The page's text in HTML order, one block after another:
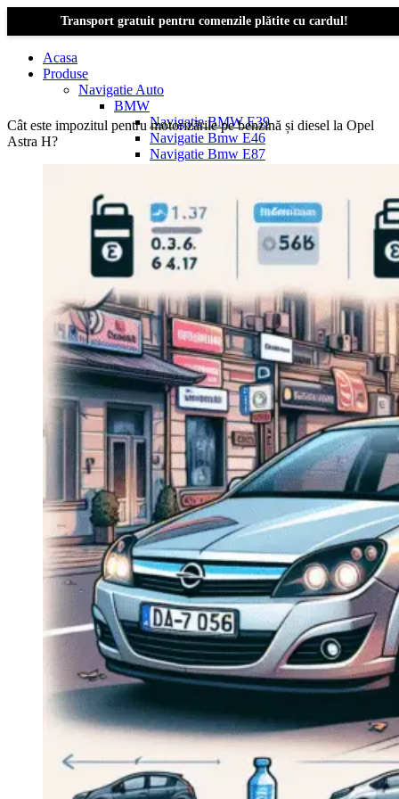
Transport gratuit pentru comenzile plătite cu cardul!
Acasa
Produse
Navigatie Auto
BMW
Navigație BMW E39
Navigatie Bmw E46
Navigatie Bmw E87
Navigatie Bmw F10
Navigatie Bmw F30
Navigatie Bmw Seria 1 E87
Navigatie Bmw X1
Navigatie Bmw X1 E84
Navigatie BMW X3
Navigatie BMW X3 E83
Navigatie BMW X3 f25
Dacia Logan
Navigație Dacia Logan 1 (2004–2012)
Navigație Dacia Logan 2 (2012–2020)
Navigație Dacia Logan 3 (2020–Prezent)
Dacia Duster
Navigatie Duster 2011
Navigatie Duster 2019
Audi
Navigatie Audi A3 8p
Navigatie Audi A4
Navigatie Audi A4 B6
Navigatie Audi A4 B7
Navigatie Audi A4 B8
Navigatie Audi A5
Navigatie Audi A6 C5
Navigatie Audi A6 C6
Navigatie Audi A6 C7
Navigatie Audi Q5
Ford
Navigație Ford Fiesta
Navigație Ford Focus 1
Navigație Ford Focus 2
Navigație Ford Focus MK3
Navigație Ford Mondeo MK4
Navigație Ford Transit
Navigație Mercedes C Class W203
Navigație Mercedes C Class W204
Navigație Mercedes W203
Cât este impozitul pentru motorizările pe benzină și diesel la Opel
Astra H?